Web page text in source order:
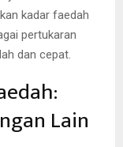
kadar faedah
pertukaran
dan cepat.
Lain